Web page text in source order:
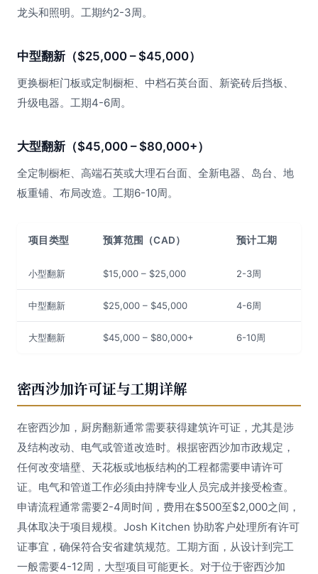
龙头和照明。工期约2-3周。
中型翻新（$25,000 – $45,000）
更换橱柜门板或定制橱柜、中档石英台面、新瓷砖后挡板、
升级电器。工期4-6周。
大型翻新（$45,000 – $80,000+）
全定制橱柜、高端石英或大理石台面、全新电器、岛台、地
板重铺、布局改造。工期6-10周。
项目类型 预算范围（CAD） 预计工期
小型翻新 $15,000 – $25,000 2-3周
中型翻新 $25,000 – $45,000 4-6周
大型翻新 $45,000 – $80,000+ 6-10周
密西沙加许可证与工期详解
在密西沙加，厨房翻新通常需要获得建筑许可证，尤其是涉
及结构改动、电气或管道改造时。根据密西沙加市政规定，
任何改变墙壁、天花板或地板结构的工程都需要申请许可
证。电气和管道工作必须由持牌专业人员完成并接受检查。
申请流程通常需要2-4周时间，费用在$500至$2,000之间，
具体取决于项目规模。Josh Kitchen 协助客户处理所有许可
证事宜，确保符合安省建筑规范。工期方面，从设计到完工
一般需要4-12周，大型项目可能更长。对于位于密西沙加